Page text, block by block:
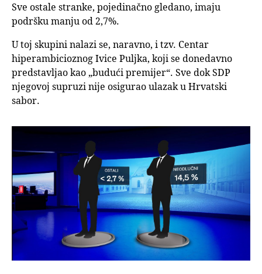
Sve ostale stranke, pojedinačno gledano, imaju
podršku manju od 2,7%.
U toj skupini nalazi se, naravno, i tzv. Centar
hiperambicioznog Ivice Puljka, koji se donedavno
predstavljao kao „budući premijer“. Sve dok SDP
njegovoj supruzi nije osigurao ulazak u Hrvatski
sabor.